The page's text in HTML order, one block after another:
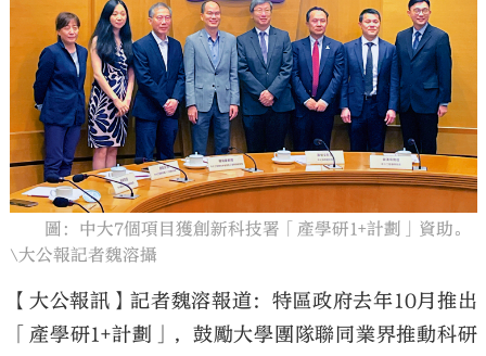
大公文匯
圖：中大7個項目獲創新科技署「產學研1+計劃」資助。
\大公報記者魏溶攝
【大公報訊】記者魏溶報道：特區政府去年10月推出
「產學研1+計劃」，鼓勵大學團隊聯同業界推動科研